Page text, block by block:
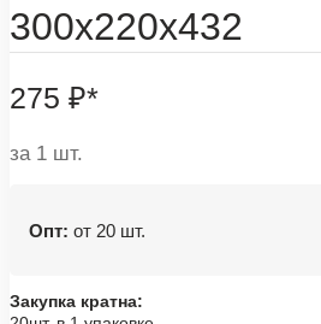
300х220х432
275 ₽*
за 1 шт.
Опт: от 20 шт.
Закупка кратна: